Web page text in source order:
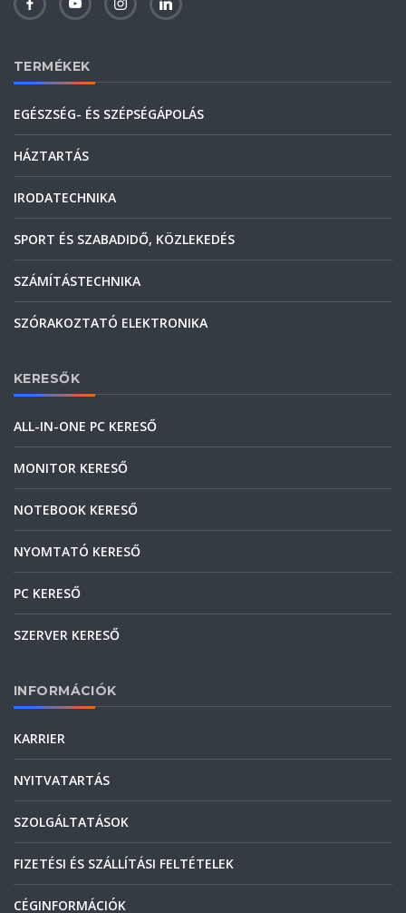
TERMÉKEK
EGÉSZSÉG- ÉS SZÉPSÉGÁPOLÁS
HÁZTARTÁS
IRODATECHNIKA
SPORT ÉS SZABADIDŐ, KÖZLEKEDÉS
SZÁMÍTÁSTECHNIKA
SZÓRAKOZTATÓ ELEKTRONIKA
KERESŐK
ALL-IN-ONE PC KERESŐ
MONITOR KERESŐ
NOTEBOOK KERESŐ
NYOMTATÓ KERESŐ
PC KERESŐ
SZERVER KERESŐ
INFORMÁCIÓK
KARRIER
NYITVATARTÁS
SZOLGÁLTATÁSOK
FIZETÉSI ÉS SZÁLLÍTÁSI FELTÉTELEK
CÉGINFORMÁCIÓK